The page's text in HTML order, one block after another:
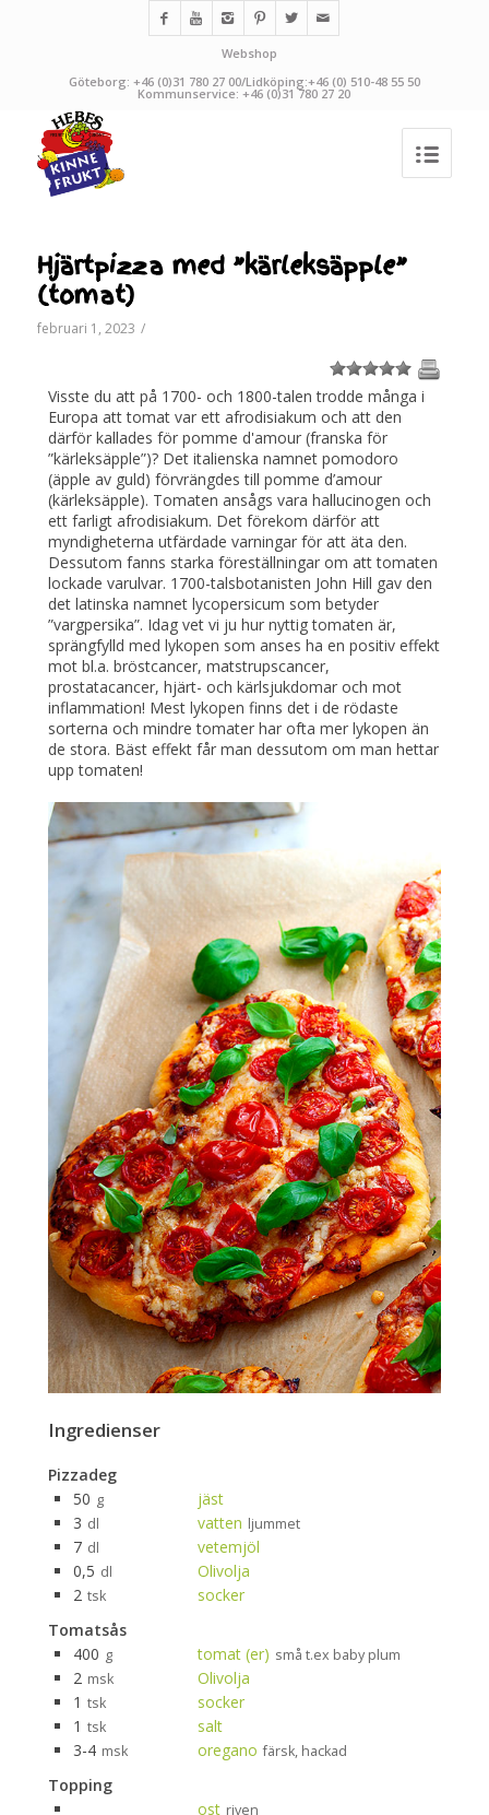
Webshop
Göteborg: +46 (0)31 780 27 00/Lidköping:+46 (0) 510-48 55 50
Kommunservice: +46 (0)31 780 27 20
Hjärtpizza med ”kärleksäpple”
(tomat)
februari 1, 2023 /
1 2 3 4
5
Visste du att på 1700- och 1800-talen trodde många i
Europa att tomat var ett afrodisiakum och att den
därför kallades för pomme d'amour (franska för
”kärleksäpple”)? Det italienska namnet pomodoro
(äpple av guld) förvrängdes till pomme d’amour
(kärleksäpple). Tomaten ansågs vara hallucinogen och
ett farligt afrodisiakum. Det förekom därför att
myndigheterna utfärdade varningar för att äta den.
Dessutom fanns starka föreställningar om att tomaten
lockade varulvar. 1700-talsbotanisten John Hill gav den
det latinska namnet lycopersicum som betyder
”vargpersika”. Idag vet vi ju hur nyttig tomaten är,
sprängfylld med lykopen som anses ha en positiv effekt
mot bl.a. bröstcancer, matstrupscancer,
prostatacancer, hjärt- och kärlsjukdomar och mot
inflammation! Mest lykopen finns det i de rödaste
sorterna och mindre tomater har ofta mer lykopen än
de stora. Bäst effekt får man dessutom om man hettar
upp tomaten!
Ingredienser
Pizzadeg
50 g
jäst
3 dl vatten ljummet
7 dl
vetemjöl
0,5 dl
Olivolja
2 tsk
socker
Tomatsås
400 g tomat (er) små t.ex baby plum
2 msk
Olivolja
1 tsk
socker
1 tsk
salt
3-4 msk oregano färsk, hackad
Topping
ost riven